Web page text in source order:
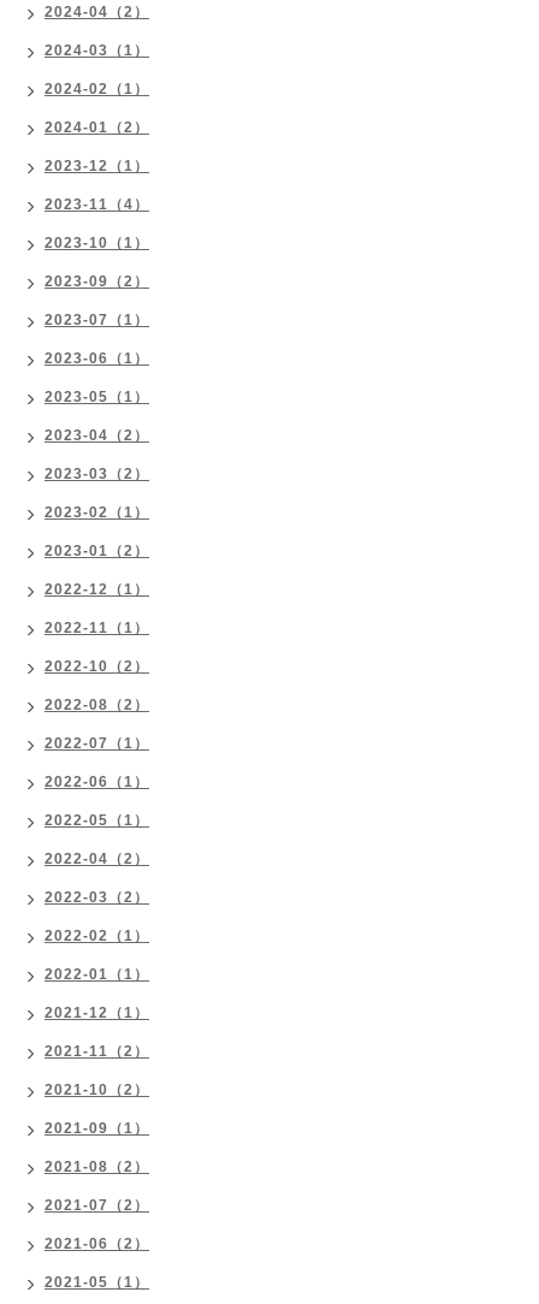
2024-04（2）
2024-03（1）
2024-02（1）
2024-01（2）
2023-12（1）
2023-11（4）
2023-10（1）
2023-09（2）
2023-07（1）
2023-06（1）
2023-05（1）
2023-04（2）
2023-03（2）
2023-02（1）
2023-01（2）
2022-12（1）
2022-11（1）
2022-10（2）
2022-08（2）
2022-07（1）
2022-06（1）
2022-05（1）
2022-04（2）
2022-03（2）
2022-02（1）
2022-01（1）
2021-12（1）
2021-11（2）
2021-10（2）
2021-09（1）
2021-08（2）
2021-07（2）
2021-06（2）
2021-05（1）